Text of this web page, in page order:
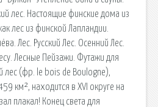
лес. Настоящие финские дома из
лес из финской Лапландии.
Лес. Русский Лес. Осенний Лес.
Лесные Пейзажи. Футажи для
лес (фр. le bois de Boulogne),
км², находится в XVI округе на
плакал! Конец света для